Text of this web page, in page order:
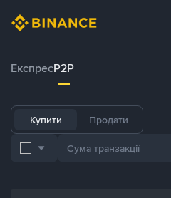
ЕкспресP2P
Купити Продати